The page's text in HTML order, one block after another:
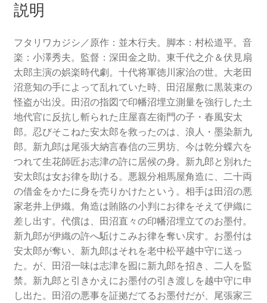
説明
フタリワカジシ／原作：並木行夫。脚本：村松道平。音
楽：小澤秀夫。監督：深田金之助。東千代之介＆伏見扇
太郎主演の娯楽時代劇。十代将軍徳川家治の世。大老田
沼意知の手によって乱れていた時、田沼屋敷に黒装束の
怪盗が出没。田沼の指図で印幡沼埋立測量を強行した土
地代官に反抗し斬られた庄屋喜左衛門の子・春風安太
郎。忍びそこねた安太郎を救ったのは、浪人・墨染新九
郎。新九郎は尾張大納言春信の三男坊、今は乾分蝶六を
つれて生花師匠お志津の許に居候の身。新九郎と別れた
安太郎は女お律を助ける。悪親分相馬屋角造に、二十両
の借金をかたに身を売りかけたという。相手は田沼の悪
家老井上伊織。角造は賄賂の小判にお律をそえて伊織に
差し出す。代償は、田沼直々の印幡沼埋立てのお墨付。
新九郎が伊織の許へ駈けこみお律を奪い戻す。お墨付は
安太郎が奪い、新九郎はそれを老中松平越中守に送っ
た。が、田沼一味は志津を囮に新九郎を招き、二人を監
禁。新九郎と引きかえにお墨付の引き渡しを越中守に申
し出た。田沼の悪事を証拠だてるお墨付だが、尾張家三